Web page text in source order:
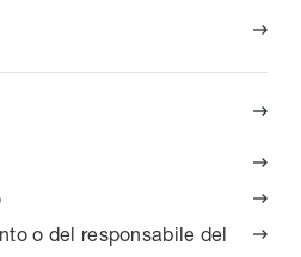




o del responsabile del
